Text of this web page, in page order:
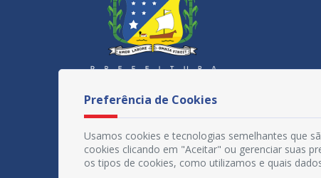
Preferência de Cookies
Usamos cookies e tecnologias semelhantes que
cookies clicando em "Aceitar" ou gerenciar suas
os tipos de cookies, como utilizamos e quais